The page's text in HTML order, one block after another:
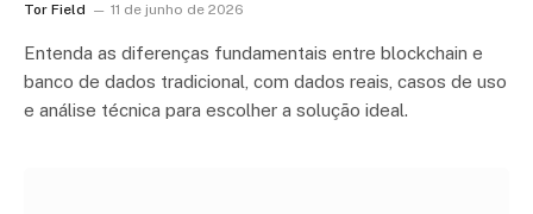
Tor Field 11 de junho de 2026
Entenda as diferenças fundamentais entre blockchain e
banco de dados tradicional, com dados reais, casos de uso
e análise técnica para escolher a solução ideal.